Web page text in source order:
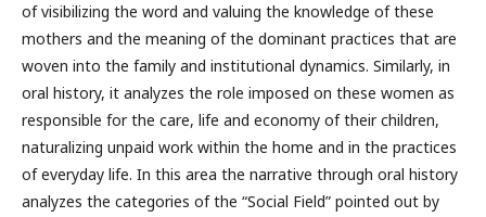
of visibilizing the word and valuing the knowledge of these
mothers and the meaning of the dominant practices that are
woven into the family and institutional dynamics. Similarly, in
oral history, it analyzes the role imposed on these women as
responsible for the care, life and economy of their children,
naturalizing unpaid work within the home and in the practices
of everyday life. In this area the narrative through oral history
analyzes the categories of the “Social Field” pointed out by